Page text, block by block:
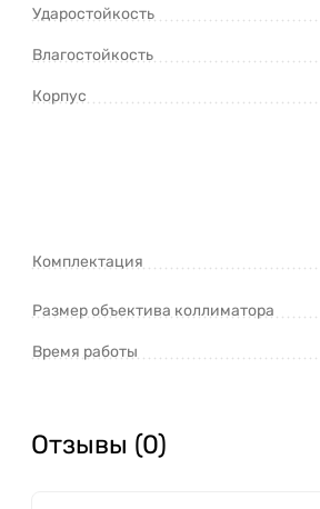
Ударостойкость
Влагостойкость
Корпус
Комплектация
Размер объектива коллиматора
Время работы
Отзывы (0)